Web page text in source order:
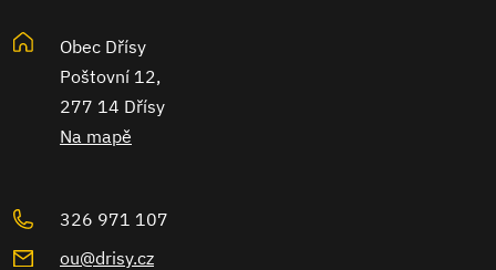
Obec Dřísy
Poštovní 12,
277 14 Dřísy
Na mapě
326 971 107
ou@drisy.cz